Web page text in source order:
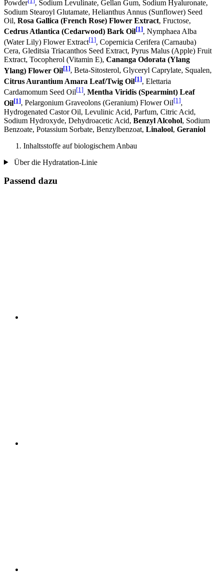
Powder
, Sodium Levulinate, Gellan Gum, Sodium Hyaluronate,
Sodium Stearoyl Glutamate, Helianthus Annus (Sunflower) Seed
Oil, Rosa Gallica (French Rose) Flower Extract, Fructose,
Cedrus Atlantica (Cedarwood) Bark Oil[1], Nymphaea Alba
(Water Lily) Flower Extract[1], Copernicia Cerifera (Carnauba)
Cera, Gleditsia Triacanthos Seed Extract, Pyrus Malus (Apple) Fruit
Extract, Tocopherol (Vitamin E), Cananga Odorata (Ylang
Ylang) Flower Oil[1], Beta-Sitosterol, Glyceryl Caprylate, Squalen,
Citrus Aurantium Amara Leaf/Twig Oil[1], Elettaria
Cardamomum Seed Oil[1], Mentha Viridis (Spearmint) Leaf
Oil[1], Pelargonium Graveolons (Geranium) Flower Oil[1],
Hydrogenated Castor Oil, Levulinic Acid, Parfum, Citric Acid,
Sodium Hydroxyde, Dehydroacetic Acid, Benzyl Alcohol, Sodium
Benzoate, Potassium Sorbate, Benzylbenzoat, Linalool, Geraniol
Inhaltsstoffe auf biologischem Anbau
Über die Hydratation-Linie
Passend dazu